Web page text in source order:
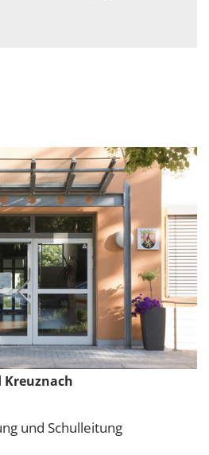
Kreuznach
und Schulleitung